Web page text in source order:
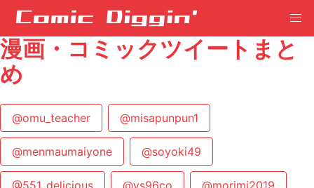
漫画・コミックツイートまと
め
@omu_teacher @misapunpun1
@menmaumaiyone @soyoki49
@551_delicious @ys96co @morimi2019